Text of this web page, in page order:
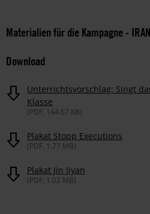
Materialien für die Kampagne -
Download
Unterrichtsvorschlag: Singt
Klasse
(PDF, 144.67 KB)
Plakat Stopp Executions
(PDF, 1.77 MB)
Plakat Jin Jiyan
(PDF, 1.02 MB)